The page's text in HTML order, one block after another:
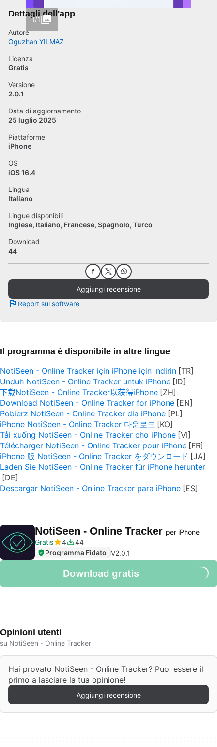
1/1
Dettagli dell'app
Autore
Oguzhan YILMAZ
Licenza
Gratis
Versione
2.0.1
Data di aggiornamento
25 luglio 2025
Piattaforme
iPhone
OS
iOS 16.4
Lingua
Italiano
Lingue disponibili
Inglese Italiano Francese Spagnolo Turco
Download
44
Aggiungi recensione
Report sul software
Il programma è disponibile in altre lingue
NotiSeen - Online Tracker için iPhone için indirin
Unduh NotiSeen - Online Tracker untuk iPhone
下载NotiSeen - Online Tracker以获得iPhone
Download NotiSeen - Online Tracker for iPhone
Pobierz NotiSeen - Online Tracker dla iPhone
iPhone NotiSeen - Online Tracker 다운로드
Tải xuống NotiSeen - Online Tracker cho iPhone
Télécharger NotiSeen - Online Tracker pour iPhone
iPhone 版 NotiSeen - Online Tracker をダウンロード
Laden Sie NotiSeen - Online Tracker für iPhone herunter
Descargar NotiSeen - Online Tracker para iPhone
NotiSeen - Online Tracker per iPhone
Gratis
4
44
Programma Fidato V2.0.1
Download gratis
Opinioni utenti
su NotiSeen - Online Tracker
Hai provato NotiSeen - Online Tracker? Puoi essere il
primo a lasciare la tua opinione!
Aggiungi recensione